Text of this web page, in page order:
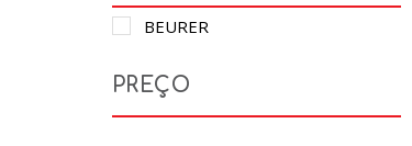
BEURER
PREÇO